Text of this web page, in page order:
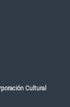
Cultural